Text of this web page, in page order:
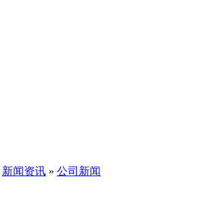
新闻资讯 » 公司新闻